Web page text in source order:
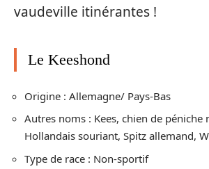
vaudeville itinérantes !
Le Keeshond
Origine : Allemagne/ Pays-Bas
Autres noms : Kees, chien de péniche
Hollandais souriant, Spitz allemand,
Type de race : Non-sportif